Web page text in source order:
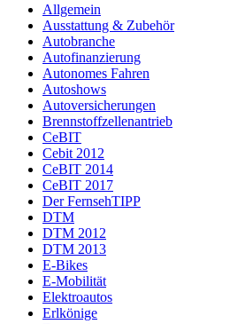
Allgemein
Ausstattung & Zubehör
Autobranche
Autofinanzierung
Autonomes Fahren
Autoshows
Autoversicherungen
Brennstoffzellenantrieb
CeBIT
Cebit 2012
CeBIT 2014
CeBIT 2017
Der FernsehTIPP
DTM
DTM 2012
DTM 2013
E-Bikes
E-Mobilität
Elektroautos
Erlkönige